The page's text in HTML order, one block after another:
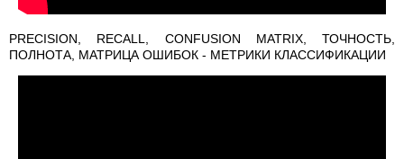
PRECISION, RECALL, CONFUSION MATRIX, ТОЧНОСТЬ,
ПОЛНОТА, МАТРИЦА ОШИБОК - МЕТРИКИ КЛАССИФИКАЦИИ